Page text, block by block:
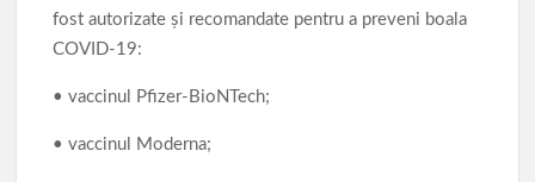
fost autorizate și recomandate pentru a preveni boala
COVID-19:
• vaccinul Pfizer-BioNTech;
• vaccinul Moderna;